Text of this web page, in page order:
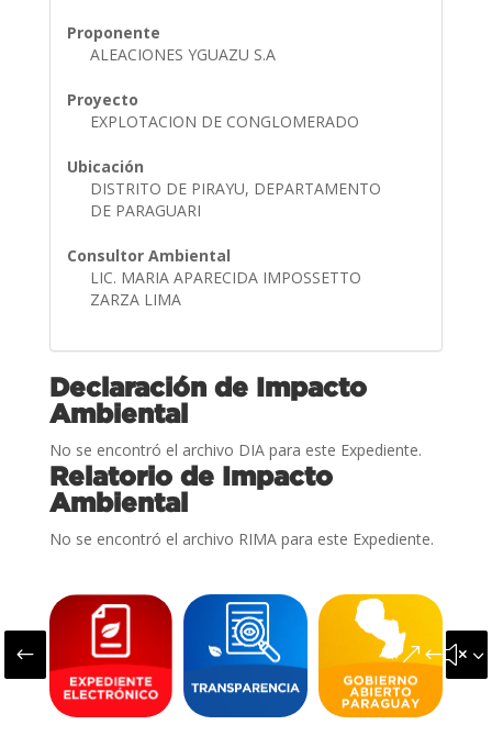
Proponente
ALEACIONES YGUAZU S.A
Proyecto
EXPLOTACION DE CONGLOMERADO
Ubicación
DISTRITO DE PIRAYU, DEPARTAMENTO
DE PARAGUARI
Consultor Ambiental
LIC. MARIA APARECIDA IMPOSSETTO
ZARZA LIMA
Declaración de Impacto
Ambiental
No se encontró el archivo DIA para este Expediente.
Relatorio de Impacto
Ambiental
No se encontró el archivo RIMA para este Expediente.
#